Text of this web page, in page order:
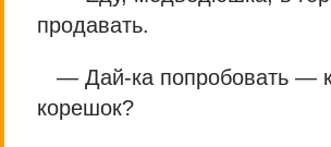
продавать.
— Дай-ка попробовать —
корешок?